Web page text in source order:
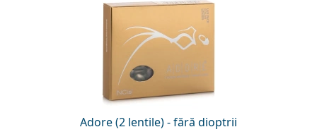
Adore (2 lentile) - fără dioptrii